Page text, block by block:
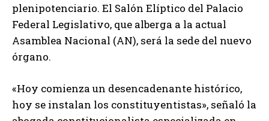
plenipotenciario. El Salón Elíptico del Palacio
Federal Legislativo, que alberga a la actual
Asamblea Nacional (AN), será la sede del nuevo
órgano.
«Hoy comienza un desencadenante histórico,
hoy se instalan los constituyentistas», señaló la